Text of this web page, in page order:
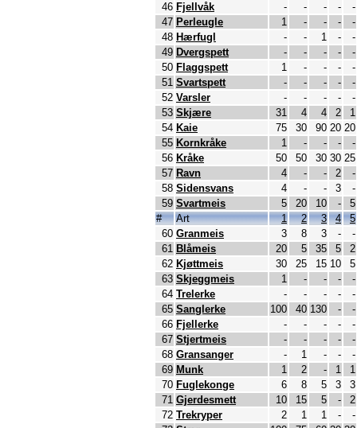
46 Fjellvåk - - - -
-
47 Perleugle 1 - - -
-
48 Hærfugl - - 1 -
-
49 Dvergspett - - - -
-
50 Flaggspett 1 - - -
-
51 Svartspett - - - -
-
52 Varsler - - - -
-
53 Skjære 31 4 4 2
1
54 Kaie 75 30 90 20 20
55 Kornkråke 1 - - -
-
56 Kråke 50 50 30 30 25
57 Ravn 4 - - 2
-
58 Sidensvans 4 - - 3
-
59 Svartmeis 5 20 10 -
5
#
Art 1 2 3 4
5
60 Granmeis 3 8 3 -
-
61 Blåmeis 20 5 35 5
2
62 Kjøttmeis 30 25 15 10
5
63 Skjeggmeis 1 - - -
-
64 Trelerke - - - -
-
65 Sanglerke 100 40 130 -
-
66 Fjellerke - - - -
-
67 Stjertmeis - - - -
-
68 Gransanger - 1 - -
-
69 Munk 1 2 - 1
1
70 Fuglekonge 6 8 5 3
3
71 Gjerdesmett 10 15 5 -
2
72 Trekryper 2 1 1 -
-